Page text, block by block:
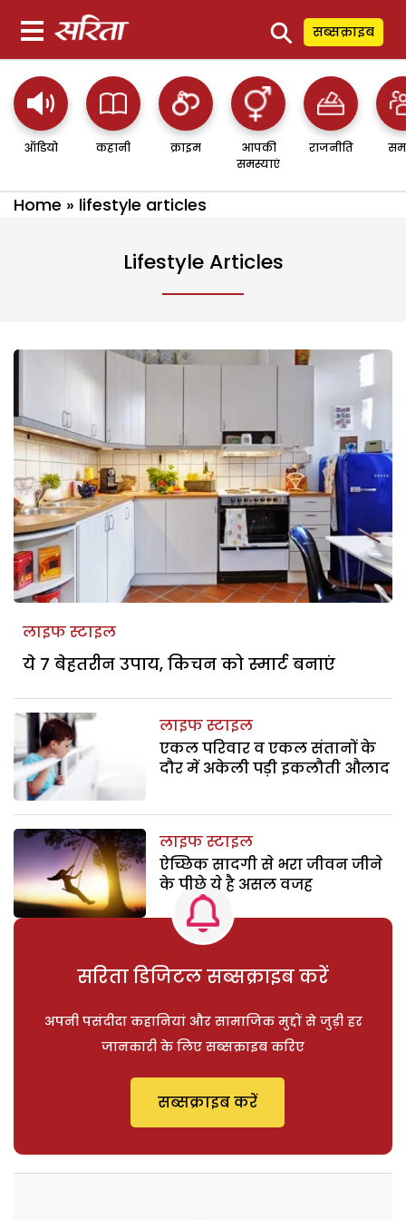
⚲ सब्सक्राइब
ऑडियो कहानी क्राइम
आपकी
समस्याएं
राजनीति
Home » lifestyle articles
Lifestyle Articles
लाइफ स्टाइल
ये 7 बेहतरीन उपाय, किचन को स्मार्ट बनाएं
लाइफ स्टाइल
एकल परिवार व एकल संतानों के
दौर में अकेली पड़ी इकलौती औलाद
लाइफ स्टाइल
ऐच्छिक सादगी से भरा जीवन जीने
के पीछे ये है असल वजह
सरिता डिजिटल सब्सक्राइब करें
अपनी पसंदीदा कहानियां और सामाजिक मुद्दों से जुड़ी हर
जानकारी के लिए सब्सक्राइब करिए
सब्सक्राइब करें